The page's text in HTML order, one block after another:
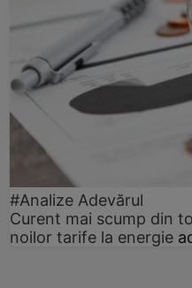
#Analize Adevărul
Curent mai scump din
noilor tarife la energie